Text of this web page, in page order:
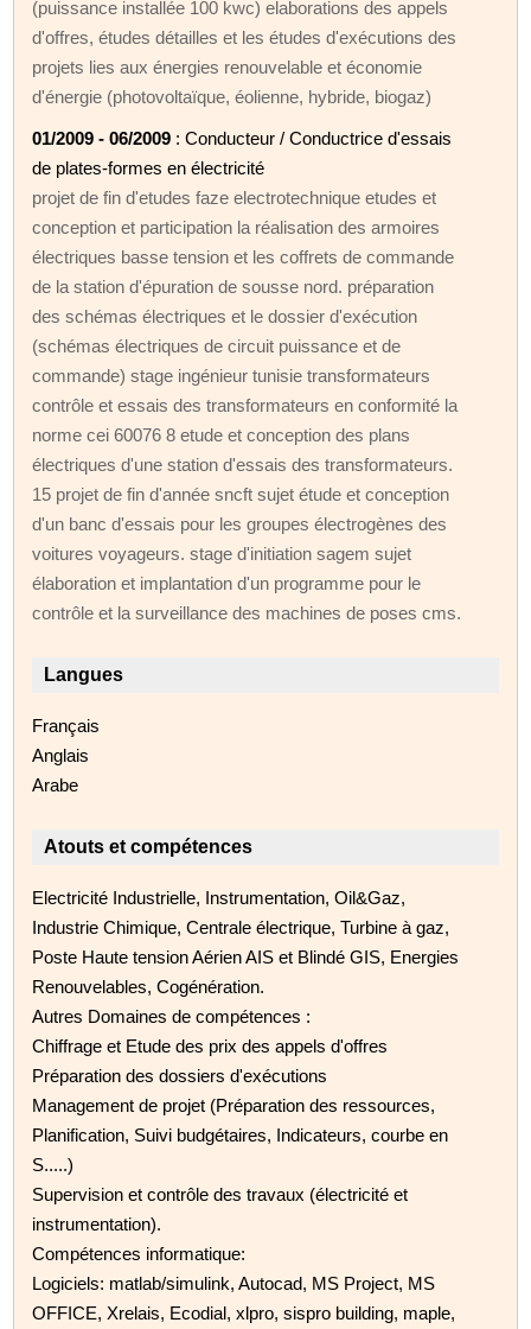
(puissance installée 100 kwc) elaborations des appels
d'offres, études détailles et les études d'exécutions des
projets lies aux énergies renouvelable et économie
d'énergie (photovoltaïque, éolienne, hybride, biogaz)
01/2009 - 06/2009 : Conducteur / Conductrice d'essais
de plates-formes en électricité
projet de fin d'etudes faze electrotechnique etudes et
conception et participation la réalisation des armoires
électriques basse tension et les coffrets de commande
de la station d'épuration de sousse nord. préparation
des schémas électriques et le dossier d'exécution
(schémas électriques de circuit puissance et de
commande) stage ingénieur tunisie transformateurs
contrôle et essais des transformateurs en conformité la
norme cei 60076 8 etude et conception des plans
électriques d'une station d'essais des transformateurs.
15 projet de fin d'année sncft sujet étude et conception
d'un banc d'essais pour les groupes électrogènes des
voitures voyageurs. stage d'initiation sagem sujet
élaboration et implantation d'un programme pour le
contrôle et la surveillance des machines de poses cms.
Langues
Français
Anglais
Arabe
Atouts et compétences
Electricité Industrielle, Instrumentation, Oil&Gaz,
Industrie Chimique, Centrale électrique, Turbine à gaz,
Poste Haute tension Aérien AIS et Blindé GIS, Energies
Renouvelables, Cogénération.
Autres Domaines de compétences :
Chiffrage et Etude des prix des appels d'offres
Préparation des dossiers d'exécutions
Management de projet (Préparation des ressources,
Planification, Suivi budgétaires, Indicateurs, courbe en
S.....)
Supervision et contrôle des travaux (électricité et
instrumentation).
Compétences informatique:
Logiciels: matlab/simulink, Autocad, MS Project, MS
OFFICE, Xrelais, Ecodial, xlpro, sispro building, maple,